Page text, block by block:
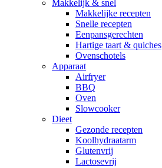
Makkelijk & snel
Makkelijke recepten
Snelle recepten
Eenpansgerechten
Hartige taart & quiches
Ovenschotels
Apparaat
Airfryer
BBQ
Oven
Slowcooker
Dieet
Gezonde recepten
Koolhydraatarm
Glutenvrij
Lactosevrij